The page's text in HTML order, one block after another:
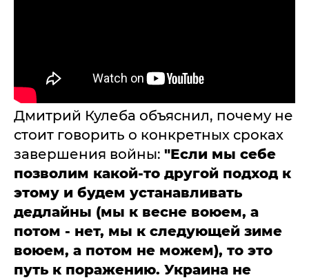
Дмитрий Кулеба объяснил, почему не
стоит говорить о конкретных сроках
завершения войны: "Если мы себе
позволим какой-то другой подход к
этому и будем устанавливать
дедлайны (мы к весне воюем, а
потом - нет, мы к следующей зиме
воюем, а потом не можем), то это
путь к поражению. Украина не